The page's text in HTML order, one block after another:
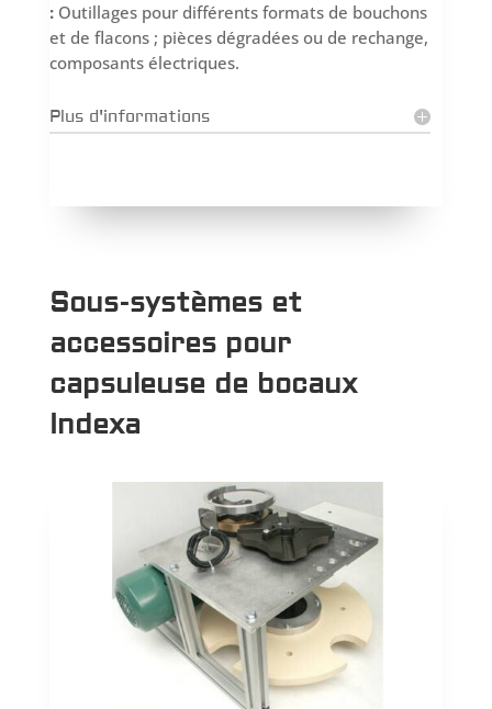
:Outillages pour différents formats de bouchons
et de flacons ; pièces dégradées ou de rechange,
composants électriques.
Plus d'informations
Sous-systèmes et
accessoires pour
capsuleuse de bocaux
Indexa